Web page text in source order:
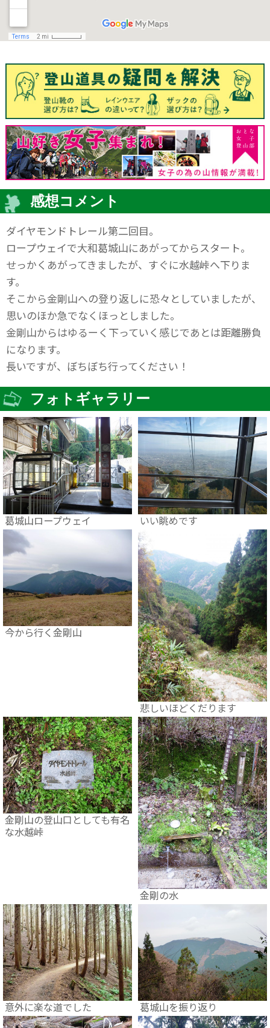
感想コメント
ダイヤモンドトレール第二回目。
ロープウェイで大和葛城山にあがってからスタート。
せっかくあがってきましたが、すぐに水越峠へ下りま
す。
そこから金剛山への登り返しに恐々としていましたが、
思いのほか急でなくほっとしました。
金剛山からはゆるーく下っていく感じであとは距離勝負
になります。
長いですが、ぼちぼち行ってください！
フォトギャラリー
葛城山ロープウェイ いい眺めです
今から行く金剛山
悲しいほどくだります
金剛山の登山口としても有名
な水越峠
金剛の水
意外に楽な道でした 葛城山を振り返り